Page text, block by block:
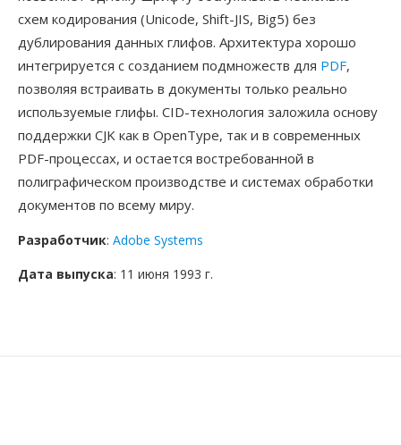
схем кодирования (Unicode, Shift-JIS, Big5) без
дублирования данных глифов. Архитектура хорошо
интегрируется с созданием подмножеств для PDF,
позволяя встраивать в документы только реально
используемые глифы. CID-технология заложила основу
поддержки CJK как в OpenType, так и в современных
PDF-процессах, и остается востребованной в
полиграфическом производстве и системах обработки
документов по всему миру.
Разработчик: Adobe Systems
Дата выпуска: 11 июня 1993 г.